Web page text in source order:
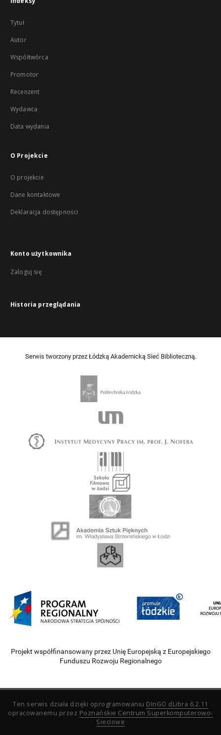
Tytuł
Autor
Współtwórca
Promotor
Recenzent
Wydawca
Data wydania
O Projekcie
O projekcie
Dane kontaktowe
Deklaracja dostępności
Konto użytkownika
Zaloguj się
Historia przeglądania
Serwis tworzony przez Łódzką Akademicką Sieć Biblioteczną.
Projekt współfinansowany przez Unię Europejską z Europejskiego
Funduszu Rozwoju Regionalnego
Ten serwis działa dzięki oprogramowaniu DInGO dLibra 6.2.11
opracowanemu przez Poznańskie Centrum Superkomputerowo-
Sieciowe